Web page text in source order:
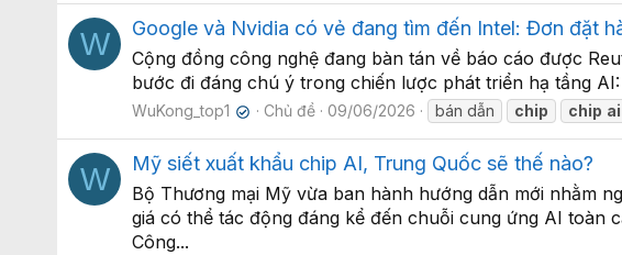
W Google và Nvidia có vẻ đang tìm đến Intel: Đơn đặt
Cộng đồng công nghệ đang bàn tán về báo cáo được
bước đi đáng chú ý trong chiến lược phát triển hạ tầng
WuKong_top1 ✔ Chủ đề 09/06/2026 bán dẫn chip chip ai
W Mỹ siết xuất khẩu chip AI, Trung Quốc sẽ thế nào?
Bộ Thương mại Mỹ vừa ban hành hướng dẫn mới nhằm
giá có thể tác động đáng kể đến chuỗi cung ứng AI toàn
Công...